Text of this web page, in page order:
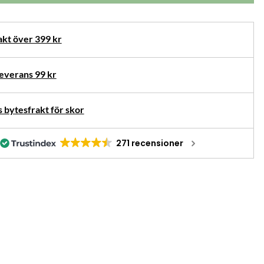
över 399 kr
99 kr
bytesfrakt för skor
271 recensioner